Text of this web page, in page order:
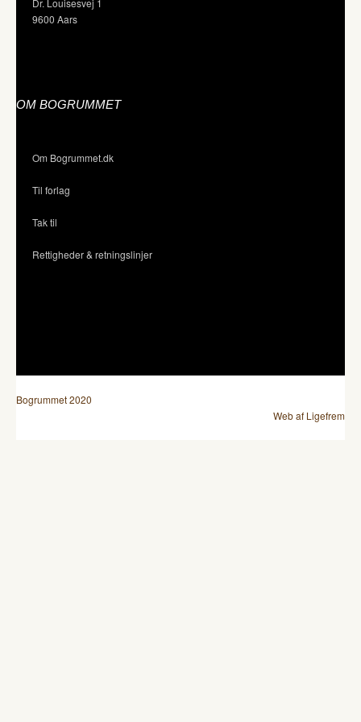
Dr. Louisesvej 1
9600 Aars
OM BOGRUMMET
Om Bogrummet.dk
Til forlag
Tak til
Rettigheder & retningslinjer
Bogrummet 2020
Web af Ligefrem